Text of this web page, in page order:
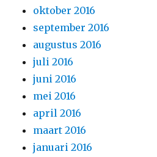
oktober 2016
september 2016
augustus 2016
juli 2016
juni 2016
mei 2016
april 2016
maart 2016
januari 2016